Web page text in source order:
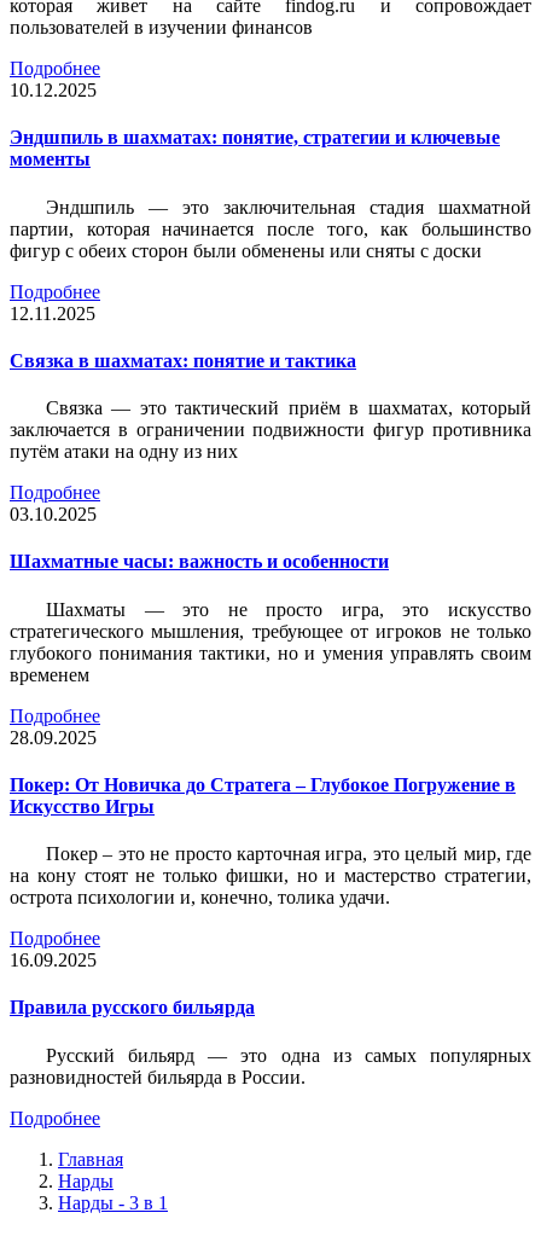
которая живет на сайте findog.ru и сопровождает
пользователей в изучении финансов
Подробнее
10.12.2025
Эндшпиль в шахматах: понятие, стратегии и ключевые
моменты
Эндшпиль — это заключительная стадия шахматной
партии, которая начинается после того, как большинство
фигур с обеих сторон были обменены или сняты с доски
Подробнее
12.11.2025
Связка в шахматах: понятие и тактика
Связка — это тактический приём в шахматах, который
заключается в ограничении подвижности фигур противника
путём атаки на одну из них
Подробнее
03.10.2025
Шахматные часы: важность и особенности
Шахматы — это не просто игра, это искусство
стратегического мышления, требующее от игроков не только
глубокого понимания тактики, но и умения управлять своим
временем
Подробнее
28.09.2025
Покер: От Новичка до Стратега – Глубокое Погружение в
Искусство Игры
Покер – это не просто карточная игра, это целый мир, где
на кону стоят не только фишки, но и мастерство стратегии,
острота психологии и, конечно, толика удачи.
Подробнее
16.09.2025
Правила русского бильярда
Русский бильярд — это одна из самых популярных
разновидностей бильярда в России.
Подробнее
Главная
Нарды
Нарды - 3 в 1